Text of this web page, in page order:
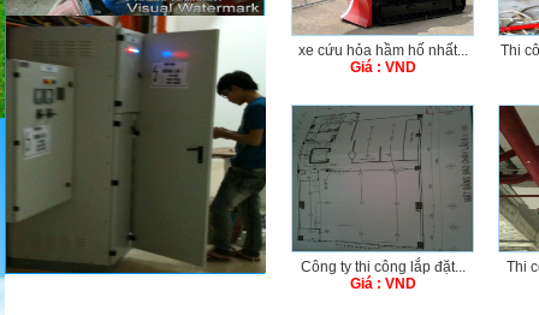
xe cứu hỏa hầm hố nhất...
Giá : VND
Thi
Công ty thi công lắp đặt...
Giá : VND
Thi